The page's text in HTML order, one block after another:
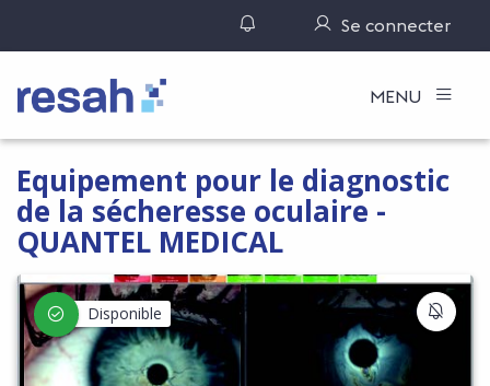
Gérer ses notifications
Se connecter
Logo Resah MENU
Equipement pour le diagnostic
de la sécheresse oculaire -
QUANTEL MEDICAL
Disponible